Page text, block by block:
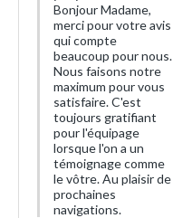
Bonjour Madame,
merci pour votre avis
qui compte
beaucoup pour nous.
Nous faisons notre
maximum pour vous
satisfaire. C'est
toujours gratifiant
pour l'équipage
lorsque l'on a un
témoignage comme
le vôtre. Au plaisir de
prochaines
navigations.